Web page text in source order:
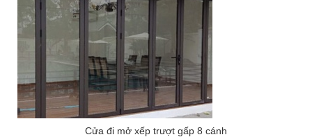
Cửa đi mở xếp trượt gấp 8 cánh